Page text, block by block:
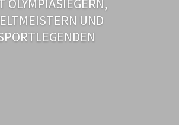
OLYMPIASIEGERN,
UND